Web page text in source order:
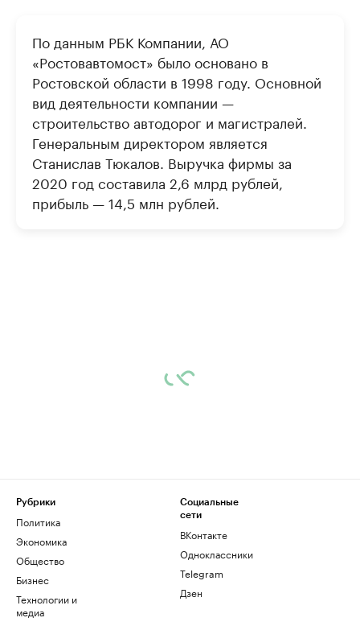
По данным РБК Компании, АО
«Ростовавтомост» было основано в
Ростовской области в 1998 году. Основной
вид деятельности компании —
строительство автодорог и магистралей.
Генеральным директором является
Станислав Тюкалов. Выручка фирмы за
2020 год составила 2,6 млрд рублей,
прибыль — 14,5 млн рублей.
Рубрики
Политика
Экономика
Общество
Бизнес
Технологии и
медиа
Социальные
сети
ВКонтакте
Одноклассники
Telegram
Дзен